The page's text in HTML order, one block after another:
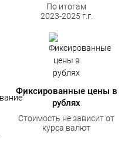
По итогам
2023-2025 г.г.
Фиксированные цены в
рублях
Стоимость не зависит от
курса валют